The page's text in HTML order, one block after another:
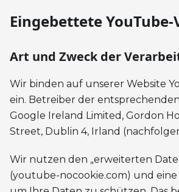
Eingebettete YouTube-
Art und Zweck der
Wir binden auf unserer Website
ein. Betreiber der
Google Ireland Limited, Gordon
Street, Dublin 4, Irland
Wir nutzen den „erweiterten
(youtube-nocookie.com) und eine